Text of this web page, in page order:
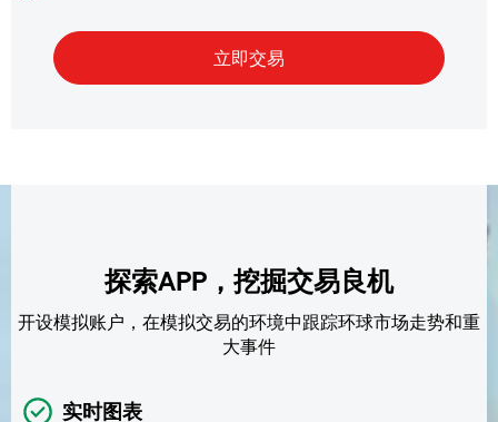
探索APP，挖掘交易良机
开设模拟账户，在模拟交易的环境中跟踪环球市场走势和重
大事件
实时图表